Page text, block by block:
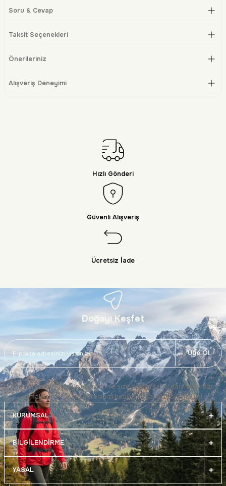
Soru & Cevap
Taksit Seçenekleri
Önerileriniz
Alışveriş Deneyimi
Hızlı Gönderi
Güvenli Alışveriş
Ücretsiz İade
Doğayı Keşfet
Üye Ol
İndirimlerden, yeni ürünlerden ve size özel fırsatlardan haberdar
olmak için e-posta adresinizi bırakın, fırsatları kaçırmayın!
KURUMSAL
BİLGİLENDİRME
YASAL